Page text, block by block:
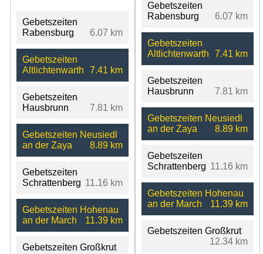
Gebetszeiten
Rabensburg
6.07 km
Gebetszeiten
Altlichtenwarth
7.41 km
Gebetszeiten
Hausbrunn
7.81 km
Gebetszeiten Neusiedl
an der Zaya
8.89 km
Gebetszeiten
Schrattenberg 11.16 km
Gebetszeiten Hohenau
an der March
11.39 km
Gebetszeiten Großkrut
Gebetszeiten
Rabensburg
6.07 km
Gebetszeiten
Altlichtenwarth
7.41 km
Gebetszeiten
Hausbrunn
7.81 km
Gebetszeiten Neusiedl
an der Zaya
8.89 km
Gebetszeiten
Schrattenberg 11.16 km
Gebetszeiten Hohenau
an der March
11.39 km
Gebetszeiten Großkrut
12.34 km